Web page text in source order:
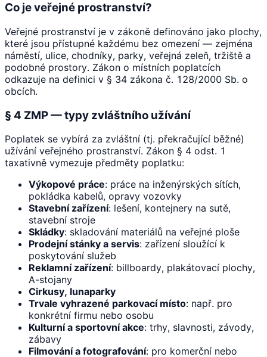
Co je veřejné prostranství?
Veřejné prostranství je v zákoně definováno jako plochy,
které jsou přístupné každému bez omezení — zejména
náměstí, ulice, chodníky, parky, veřejná zeleň, tržiště a
podobné prostory. Zákon o místních poplatcích
odkazuje na definici v § 34 zákona č. 128/2000 Sb. o
obcích.
§ 4 ZMP — typy zvláštního užívání
Poplatek se vybírá za zvláštní (tj. překračující běžné)
užívání veřejného prostranství. Zákon § 4 odst. 1
taxativně vymezuje předměty poplatku:
Výkopové práce: práce na inženýrských sítích,
pokládka kabelů, opravy vozovky
Stavební zařízení: lešení, kontejnery na sutě,
stavební stroje
Skládky: skladování materiálů na veřejné ploše
Prodejní stánky a servis: zařízení sloužící k
poskytování služeb
Reklamní zařízení: billboardy, plakátovací plochy,
A-stojany
Cirkusy, lunaparky
Trvale vyhrazené parkovací místo: např. pro
konkrétní firmu nebo osobu
Kulturní a sportovní akce: trhy, slavnosti, závody,
zábavy
Filmování a fotografování: pro komerční nebo